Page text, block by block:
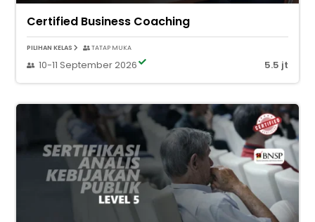
Certified Business Coaching
PILIHAN KELAS TATAP MUKA
10-11 September 2026 5.5 jt